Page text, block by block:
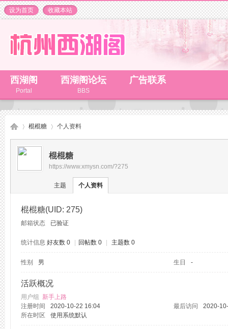
设为首页 收藏本站
西湖阁
Portal
西湖阁论坛
BBS
广告联系
›
棍棍糖 个人资料
棍棍糖
https://www.xmysn.com/?275
主题 个人资料
棍棍糖(UID: 275)
邮箱状态 已验证
统计信息 好友数 0 回帖数 0 主题数 0
性别 男 生日 -
活跃概况
用户组 新手上路
注册时间
2020-10-22 16:04 最后访问
2020-
所在时区
使用系统默认